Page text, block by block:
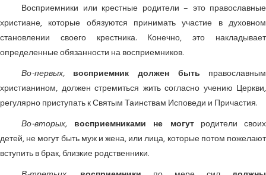
Восприемники или крестные родители – это православные
христиане, которые обязуются принимать участие в духовном
становлении своего крестника. Конечно, это накладывает
определенные обязанности на восприемников.
Во-первых,
восприемник должен быть православным
христианином, должен стремиться жить согласно учению Церкви,
регулярно приступать к Святым Таинствам Исповеди и Причастия.
Во-вторых, восприемниками не могутродители своих
детей, не могут быть муж и жена, или лица, которые потом пожелают
вступить в брак, близкие родственники.